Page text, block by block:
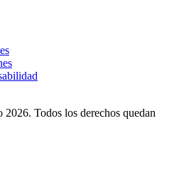
2026. Todos los derechos quedan